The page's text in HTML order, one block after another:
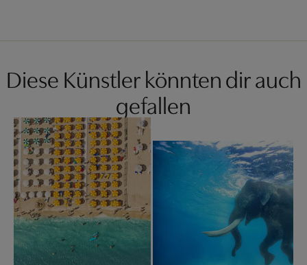
Diese Künstler könnten dir auch
gefallen